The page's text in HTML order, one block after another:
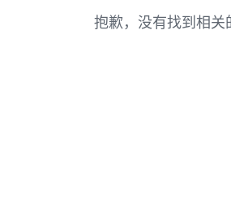
抱歉，没有找到相关